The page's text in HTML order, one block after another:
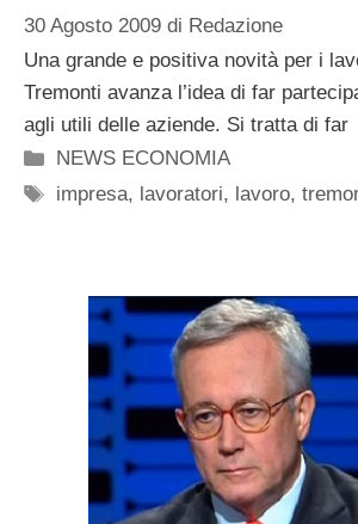
30 Agosto 2009 di Redazione
Una grande e positiva novità per i
Tremonti avanza l’idea di far
agli utili delle aziende. Si tratta di far
Categorie
NEWS ECONOMIA
Tag
impresa, lavoratori, lavoro,